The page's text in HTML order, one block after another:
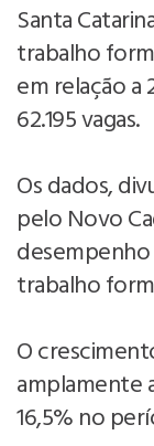
Santa
trabalho
em relação a
62.195 vagas.
Os dados,
pelo Novo
trabalho
O
amplamente
16,5% no